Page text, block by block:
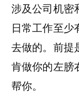
涉及公司机密
日常工作至少
去做的。前提
肯做你的左膀
帮你。